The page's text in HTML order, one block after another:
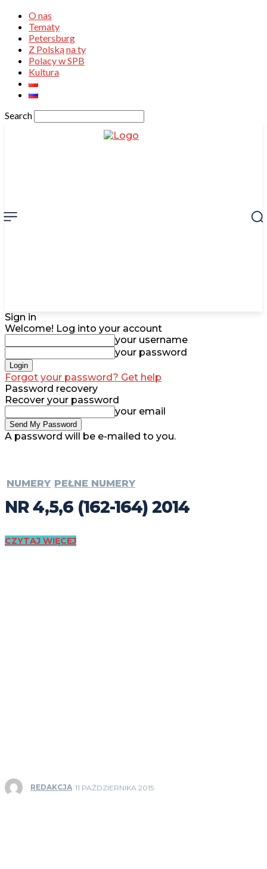
O nas
Tematy
Petersburg
Z Polską na ty
Polacy w SPB
Kultura
Search
Sign in
Welcome! Log into your account
your username
your password
Forgot your password? Get help
Password recovery
Recover your password
your email
A password will be e-mailed to you.
NUMERY PEŁNE NUMERY
NR 4,5,6 (162-164) 2014
CZYTAJ WIĘCEJ
REDAKCJA 11 PAŹDZIERNIKA 2015